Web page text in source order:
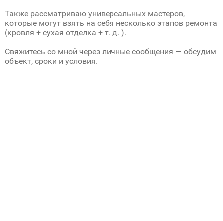
Также рассматриваю универсальных мастеров,
которые могут взять на себя несколько этапов ремонта
(кровля + сухая отделка + т. д. ).
Свяжитесь со мной через личные сообщения — обсудим
объект, сроки и условия.